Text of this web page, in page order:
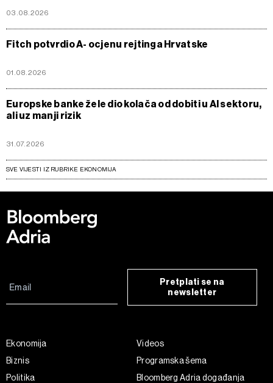
03.08.2026
Fitch potvrdio A- ocjenu rejtinga Hrvatske
01.08.2026
Europske banke žele dio kolača od dobiti u AI sektoru,
ali uz manji rizik
31.07.2026
SVE VIJESTI IZ RUBRIKE EKONOMIJA
Pretplati se na
newsletter
Ekonomija
Biznis
Politika
Videos
Programska šema
Bloomberg Adria događanja